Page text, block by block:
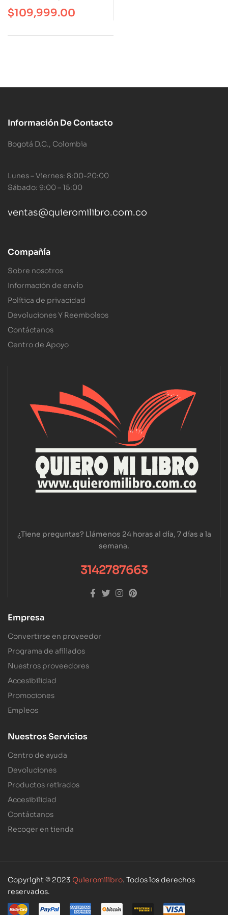
$109,999.00
Información De Contacto
Bogotá D.C., Colombia
Lunes – Viernes: 8:00-20:00
Sábado: 9:00 – 15:00
ventas@quieromilibro.com.co
Compañía
Sobre nosotros
Información de envío
Política de privacidad
Devoluciones Y Reembolsos
Contáctanos
Centro de Apoyo
¿Tiene preguntas? Llámenos 24 horas al día, 7 días a la
semana.
3142787663
Empresa
Convertirse en proveedor
Programa de afiliados
Nuestros proveedores
Accesibilidad
Promociones
Empleos
Nuestros Servicios
Centro de ayuda
Devoluciones
Productos retirados
Accesibilidad
Contáctanos
Recoger en tienda
Copyright © 2023 Quieromilibro. Todos los derechos
reservados.